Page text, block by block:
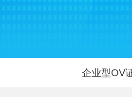
企业型OV